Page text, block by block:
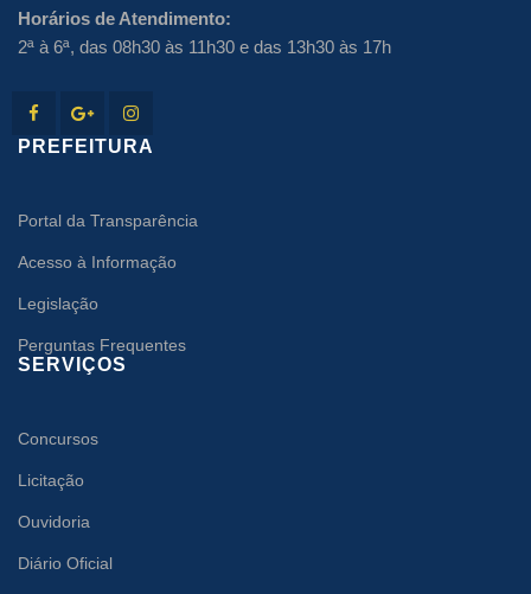
Horários de Atendimento:
2ª à 6ª, das 08h30 às 11h30 e das 13h30 às 17h
PREFEITURA
Portal da Transparência
Acesso à Informação
Legislação
Perguntas Frequentes
SERVIÇOS
Concursos
Licitação
Ouvidoria
Diário Oficial